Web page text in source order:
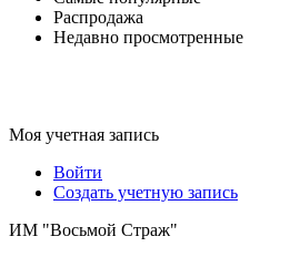
Распродажа
Недавно просмотренные
Моя учетная запись
Войти
Создать учетную запись
ИМ "Восьмой Страж"